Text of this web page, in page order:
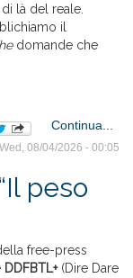
là del reale.
il
domande che
Continua...
08/04/2026 - 00:05
peso
free-press
DDFBTL+(Dire Dare